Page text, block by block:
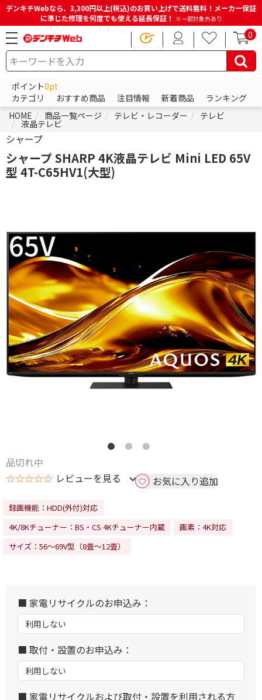
デンキチWebなら、3,300円以上(税込)のお買い上げで送料無料！メーカー保証
に準じた修理を何度でも使える延長保証！ ※一部対象外あり
0
ポイント0pt
カテゴリ
おすすめ商品 注目情報 新着商品
ランキング
HOME
商品一覧ページ テレビ・レコーダー テレビ
液晶テレビ
シャープ
シャープ SHARP 4K液晶テレビ Mini LED 65V
型 4T-C65HV1(大型)
品切れ中
☆☆☆☆☆ レビューを見る お気に入り追加
録画機能：HDD(外付)対応
4K/8Kチューナー：BS・CS 4Kチューナー内蔵
画素：4K対応
サイズ：56～69V型（8畳～12畳）
■ 家電リサイクルのお申込み：
■ 取付・設置のお申込み：
■ 家電リサイクルおよび取付・設置を利用される方